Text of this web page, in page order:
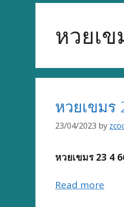
หวยเข
หวยเขมร
23/04/2023 by
หวยเขมร 23 4
Read more